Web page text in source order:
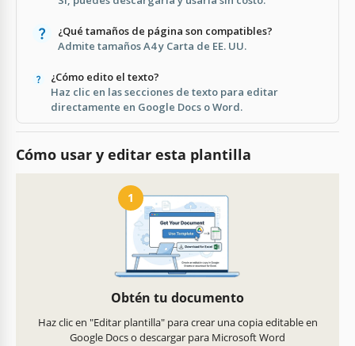
¿Qué tamaños de página son compatibles?
Admite tamaños A4 y Carta de EE. UU.
¿Cómo edito el texto?
Haz clic en las secciones de texto para editar
directamente en Google Docs o Word.
Cómo usar y editar esta plantilla
1
Obtén tu documento
Haz clic en "Editar plantilla" para crear una copia editable en
Google Docs o descargar para Microsoft Word